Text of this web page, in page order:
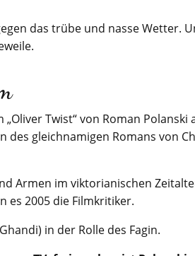
das trübe und nasse Wetter.
Twist“ von Roman Polanski
des gleichnamigen Romans von
Armen im viktorianischen
es 2005 die Filmkritiker.
in der Rolle des Fagin.